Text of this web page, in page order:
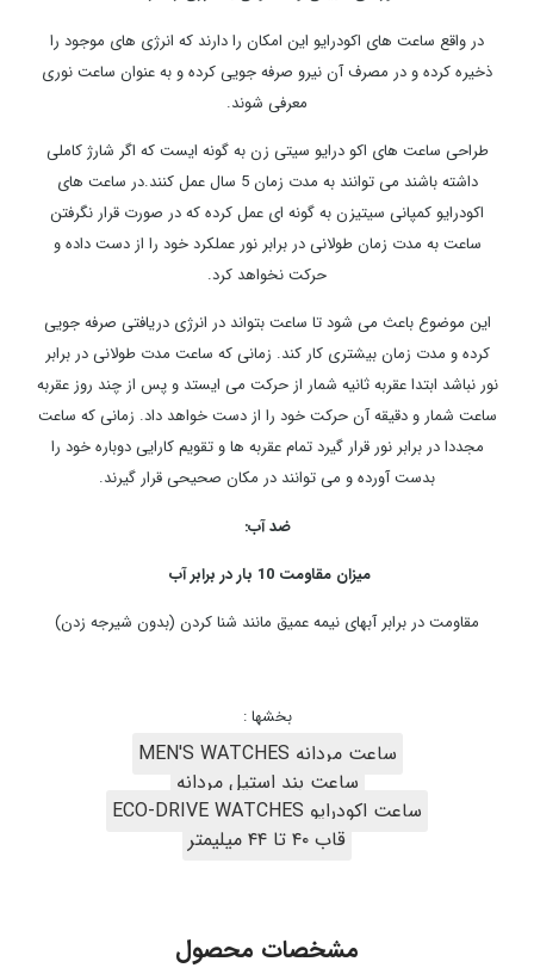
در واقع ساعت های اکودرایو این امکان را دارند که انرژی های موجود را
ذخیره کرده و در مصرف آن نیرو صرفه جویی کرده و به عنوان ساعت نوری
معرفی شوند.
طراحی ساعت های اکو درایو سیتی زن به گونه ایست که اگر شارژ کاملی
داشته باشند می توانند به مدت زمان 5 سال عمل کنند.در ساعت های
اکودرایو کمپانی سیتیزن به گونه ای عمل کرده که در صورت قرار نگرفتن
ساعت به مدت زمان طولانی در برابر نور عملکرد خود را از دست داده و
حرکت نخواهد کرد.
این موضوع باعث می شود تا ساعت بتواند در انرژی دریافتی صرفه جویی
کرده و مدت زمان بیشتری کار کند. زمانی که ساعت مدت طولانی در برابر
نور نباشد ابتدا عقربه ثانیه شمار از حرکت می ایستد و پس از چند روز عقربه
ساعت شمار و دقیقه آن حرکت خود را از دست خواهد داد. زمانی که ساعت
مجددا در برابر نور قرار گیرد تمام عقربه ها و تقویم کارایی دوباره خود را
بدست آورده و می توانند در مکان صحیحی قرار گیرند.
ضد آب:
میزان مقاومت 10 بار در برابر آب
مقاومت در برابر آبهای نیمه عمیق مانند شنا کردن (بدون شیرجه زدن)
بخشها :
ساعت مردانه MEN'S WATCHES
ساعت بند استیل مردانه
ساعت اکودرایو ECO-DRIVE WATCHES
قاب ۴۰ تا ۴۴ میلیمتر
مشخصات محصول